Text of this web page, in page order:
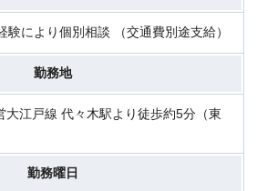
験により個別相談 （交通費別途支給）
勤務地
大江戸線 代々木駅より徒歩約5分（東
勤務曜日